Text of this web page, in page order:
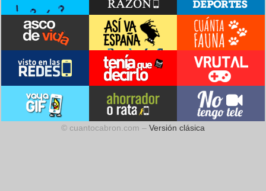
© cuantocabron.com – Versión clásica